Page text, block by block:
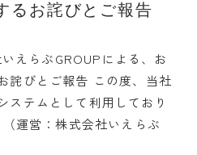
るお詫びとご報告
えらぶGROUPによる、お
詫びとご報告 この度、当社
ステムとして利用しており
運営：株式会社いえらぶ